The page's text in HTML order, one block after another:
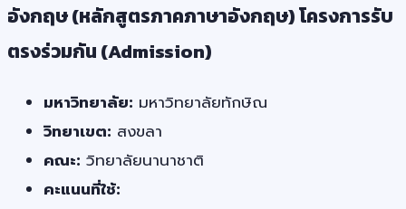
อังกฤษ (หลักสูตรภาคภาษาอังกฤษ) โครงการรับ
ตรงร่วมกัน (Admission)
มหาวิทยาลัย: มหาวิทยาลัยทักษิณ
วิทยาเขต: สงขลา
คณะ: วิทยาลัยนานาชาติ
คะแนนที่ใช้: